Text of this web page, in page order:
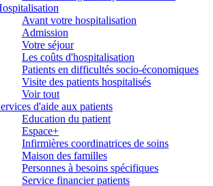
Avant votre hospitalisation
Admission
Votre séjour
Les coûts d'hospitalisation
Patients en difficultés socio-économiques
Visite des patients hospitalisés
Voir tout
d'aide aux patients
Education du patient
Espace+
Infirmières coordinatrices de soins
Maison des familles
Personnes à besoins spécifiques
Service financier patients